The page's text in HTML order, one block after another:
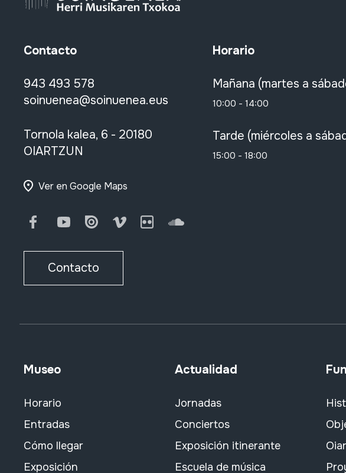
Contacto
943 493 578
soinuenea@soinuenea.eus
Tornola kalea, 6 - 20180
OIARTZUN
Ver en Google Maps
FacebookYoutubeIssuu Vimeo FlickrSoundCloud
Contacto
Horario
Mañana (martes a
10:00 - 14:00
Tarde (miércoles a
15:00 - 18:00
Museo
Horario
Entradas
Cómo llegar
Exposición
Actualidad
Jornadas
Conciertos
Exposición itinerante
Escuela de música